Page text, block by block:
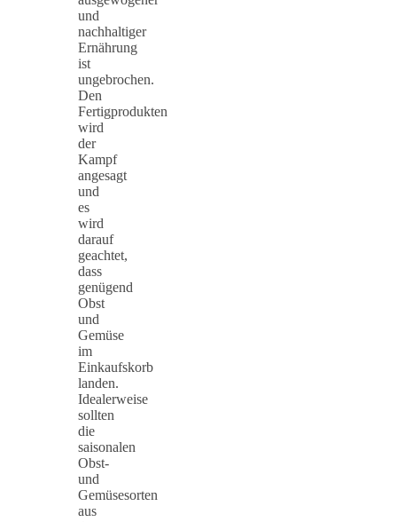
und
nachhaltiger
Ernährung
ist
ungebrochen.
Den
Fertigprodukten
wird
der
Kampf
angesagt
und
es
wird
darauf
geachtet,
dass
genügend
Obst
und
Gemüse
im
Einkaufskorb
landen.
Idealerweise
sollten
die
saisonalen
Obst-
und
Gemüsesorten
aus